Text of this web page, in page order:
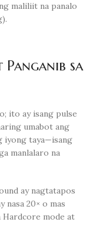
maliliit na panalo
sa
ito ay isang pulse
umabot ang
iyong taya—isang
manlalaro na
ay nagtatapos
nasa 20× o mas
Hardcore mode at